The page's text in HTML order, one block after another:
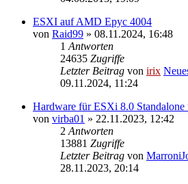
ESXI auf AMD Epyc 4004
von Raid99 » 08.11.2024, 16:48
1 Antworten
24635 Zugriffe
Letzter Beitrag von irix
09.11.2024, 11:24
Hardware für ESXi 8.0 Standalone
von virba01 » 22.11.2023, 12:42
2 Antworten
13881 Zugriffe
Letzter Beitrag von
28.11.2023, 20:14